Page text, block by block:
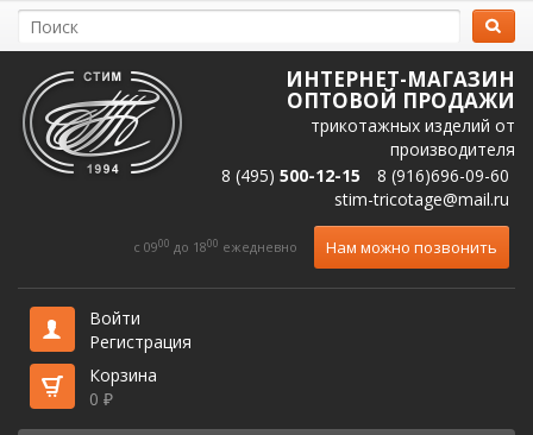
ИНТЕРНЕТ-МАГАЗИН
ОПТОВОЙ ПРОДАЖИ
трикотажных изделий от
производителя
8 (495) 500-12-15
8 (916)696-09-60
stim-tricotage@mail.ru
c 0900 до 1800 ежедневно Нам можно позвонить
Войти
Регистрация
Корзина
0 ₽